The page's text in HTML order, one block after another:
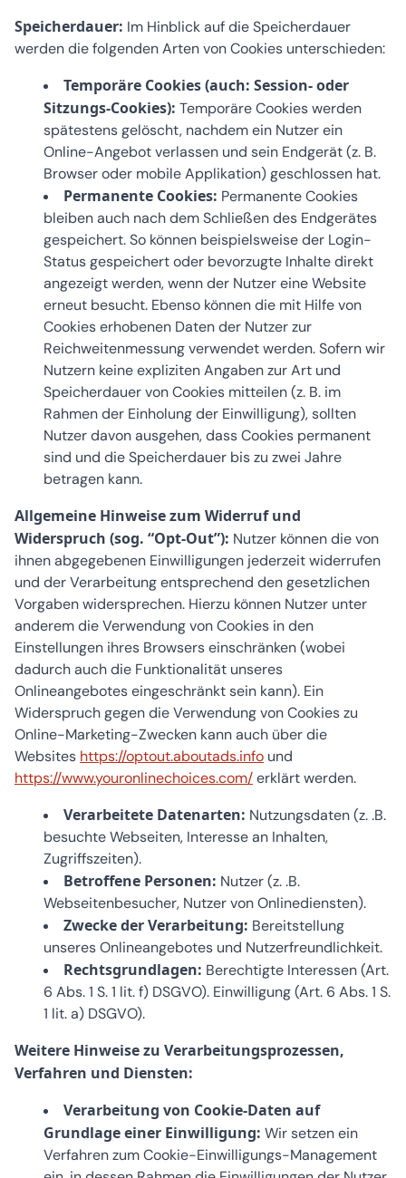
Speicherdauer: Im Hinblick auf die Speicherdauer
werden die folgenden Arten von Cookies unterschieden:
Temporäre Cookies (auch: Session- oder
Sitzungs-Cookies): Temporäre Cookies werden
spätestens gelöscht, nachdem ein Nutzer ein
Online-Angebot verlassen und sein Endgerät (z. B.
Browser oder mobile Applikation) geschlossen hat.
Permanente Cookies: Permanente Cookies
bleiben auch nach dem Schließen des Endgerätes
gespeichert. So können beispielsweise der Login-
Status gespeichert oder bevorzugte Inhalte direkt
angezeigt werden, wenn der Nutzer eine Website
erneut besucht. Ebenso können die mit Hilfe von
Cookies erhobenen Daten der Nutzer zur
Reichweitenmessung verwendet werden. Sofern wir
Nutzern keine expliziten Angaben zur Art und
Speicherdauer von Cookies mitteilen (z. B. im
Rahmen der Einholung der Einwilligung), sollten
Nutzer davon ausgehen, dass Cookies permanent
sind und die Speicherdauer bis zu zwei Jahre
betragen kann.
Allgemeine Hinweise zum Widerruf und
Widerspruch (sog. “Opt-Out”): Nutzer können die von
ihnen abgegebenen Einwilligungen jederzeit widerrufen
und der Verarbeitung entsprechend den gesetzlichen
Vorgaben widersprechen. Hierzu können Nutzer unter
anderem die Verwendung von Cookies in den
Einstellungen ihres Browsers einschränken (wobei
dadurch auch die Funktionalität unseres
Onlineangebotes eingeschränkt sein kann). Ein
Widerspruch gegen die Verwendung von Cookies zu
Online-Marketing-Zwecken kann auch über die
Websites https://optout.aboutads.info und
https://www.youronlinechoices.com/erklärt werden.
Verarbeitete Datenarten: Nutzungsdaten (z. .B.
besuchte Webseiten, Interesse an Inhalten,
Zugriffszeiten).
Betroffene Personen: Nutzer (z. .B.
Webseitenbesucher, Nutzer von Onlinediensten).
Zwecke der Verarbeitung: Bereitstellung
unseres Onlineangebotes und Nutzerfreundlichkeit.
Rechtsgrundlagen: Berechtigte Interessen (Art.
6 Abs. 1 S. 1 lit. f) DSGVO). Einwilligung (Art. 6 Abs. 1 S.
1 lit. a) DSGVO).
Weitere Hinweise zu Verarbeitungsprozessen,
Verfahren und Diensten:
Verarbeitung von Cookie-Daten auf
Grundlage einer Einwilligung: Wir setzen ein
Verfahren zum Cookie-Einwilligungs-Management